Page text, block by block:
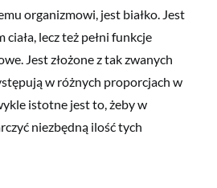
organizmowi, jest białko. Jest
lecz też pełni funkcje
Jest złożone z tak zwanych
w różnych proporcjach w
istotne jest to, żeby w
niezbędną ilość tych